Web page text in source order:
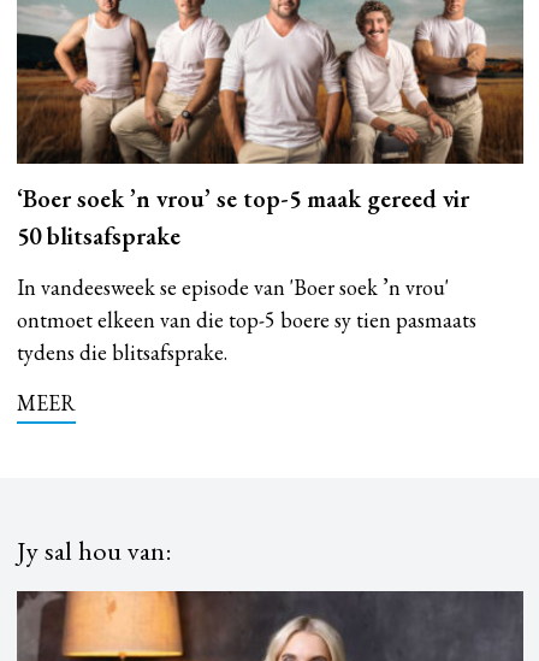
‘Boer soek ’n vrou’ se top-5 maak gereed vir
50 blitsafsprake
In vandeesweek se episode van 'Boer soek ’n vrou'
ontmoet elkeen van die top-5 boere sy tien pasmaats
tydens die blitsafsprake.
MEER
Jy sal hou van: